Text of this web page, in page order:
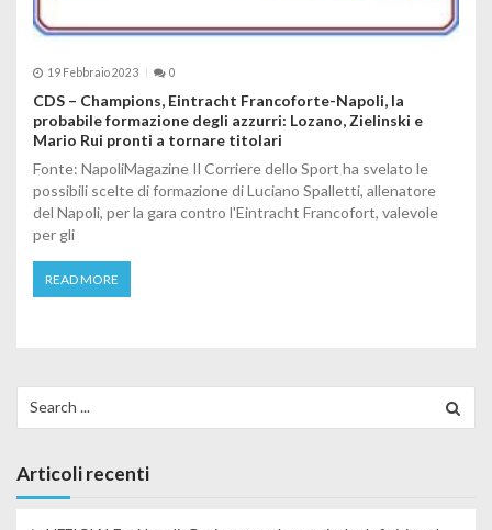
19 Febbraio 2023 0
CDS – Champions, Eintracht Francoforte-Napoli, la
probabile formazione degli azzurri: Lozano, Zielinski e
Mario Rui pronti a tornare titolari
Fonte: NapoliMagazine Il Corriere dello Sport ha svelato le
possibili scelte di formazione di Luciano Spalletti, allenatore
del Napoli, per la gara contro l'Eintracht Francofort, valevole
per gli
READ MORE
Articoli recenti